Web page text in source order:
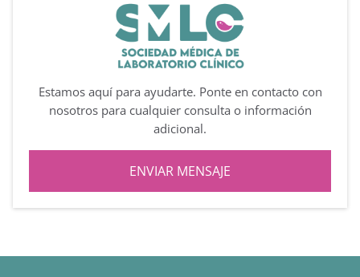
Estamos aquí para ayudarte. Ponte en contacto con
nosotros para cualquier consulta o información
adicional.
ENVIAR MENSAJE